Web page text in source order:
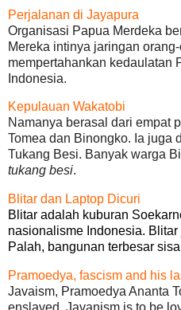
Perjalanan di Jayapura
Organisasi Papua Merdeka
Mereka intinya jaringan
mempertahankan kedaulatan
Indonesia.
Kepulauan Wakatobi
Namanya berasal dari empat
Tomea dan Binongko. Ia juga
Tukang Besi. Banyak warga
tukang besi.
Blitar dan Laptop Dicuri
Blitar adalah kuburan
nasionalisme Indonesia.
Palah, bangunan terbesar
Pramoedya, fascism and his
Javaism, Pramoedya Ananta
enslaved. Javanism is to be